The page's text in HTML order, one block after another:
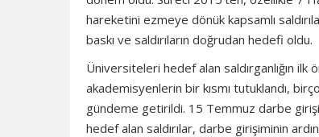
hareketini ezmeye dönük kapsamlı
baskı ve saldırıların doğrudan hedefi oldu.
Üniversiteleri hedef alan saldırganlığın
akademisyenlerin bir kısmı tutuklandı,
gündeme getirildi. 15 Temmuz darbe
hedef alan saldırılar, darbe girişiminin